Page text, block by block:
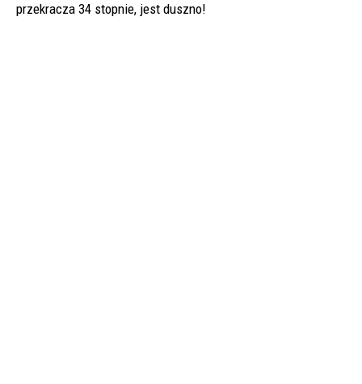
przekracza 34 stopnie, jest duszno!